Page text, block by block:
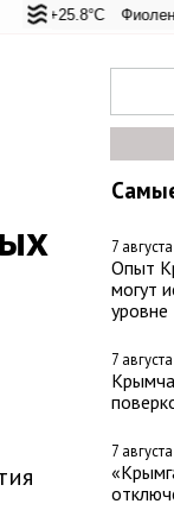
Фиолент:
Евпатория: +25.8°C
7
Опыт
могут
уровне
7
7